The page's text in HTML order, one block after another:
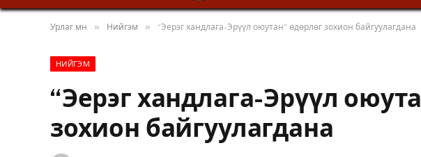
Урлаг.мн » Нийгэм » “Эерэг хандлага-Эрүүл оюутан” өдөрлөг зохион байгуулагдана
НИЙГЭМ
“Эерэг хандлага-Эрүүл
зохион байгуулагдана